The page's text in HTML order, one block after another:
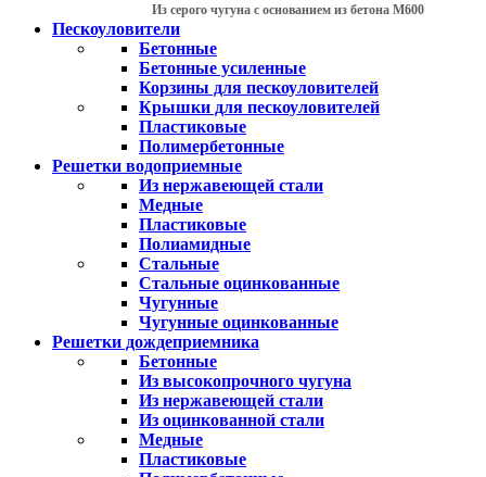
Из серого чугуна с основанием из бетона М600
Пескоуловители
Бетонные
Бетонные усиленные
Корзины для пескоуловителей
Крышки для пескоуловителей
Пластиковые
Полимербетонные
Решетки водоприемные
Из нержавеющей стали
Медные
Пластиковые
Полиамидные
Стальные
Стальные оцинкованные
Чугунные
Чугунные оцинкованные
Решетки дождеприемника
Бетонные
Из высокопрочного чугуна
Из нержавеющей стали
Из оцинкованной стали
Медные
Пластиковые